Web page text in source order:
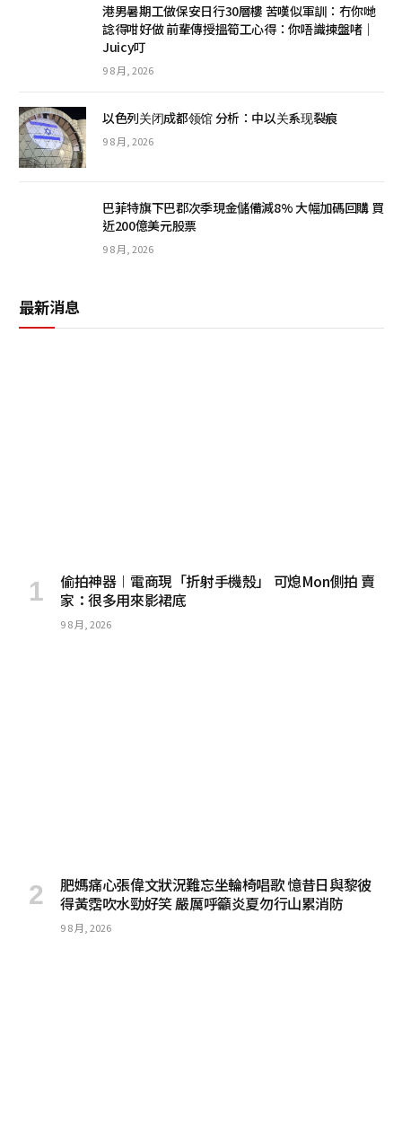
港男暑期工做保安日行30層樓 苦嘆似軍訓：冇你哋
諗得咁好做 前輩傳授搵筍工心得：你唔識揀盤啫｜
Juicy叮
9 8 月, 2026
以色列关闭成都领馆 分析：中以关系现裂痕
9 8 月, 2026
巴菲特旗下巴郡次季現金儲備減8% 大幅加碼回購 買
近200億美元股票
9 8 月, 2026
最新消息
偷拍神器︱電商現「折射手機殼」 可熄Mon側拍 賣
家：很多用來影裙底
9 8 月, 2026
肥媽痛心張偉文狀況難忘坐輪椅唱歌 憶昔日與黎彼
得黃霑吹水勁好笑 嚴厲呼籲炎夏勿行山累消防
9 8 月, 2026